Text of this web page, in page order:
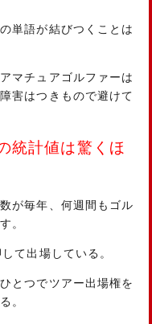
単語が結びつくことは
マチュアゴルファーは
害はつきもので避けて
統計値は驚くほ
が毎年、何週間もゴル
。
て出場している。
とつでツアー出場権を
。